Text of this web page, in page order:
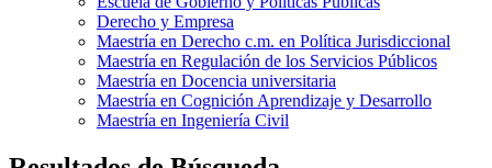
Derecho y Empresa
Maestría en Derecho c.m. en Política Jurisdiccional
Maestría en Regulación de los Servicios Públicos
Maestría en Docencia universitaria
Maestría en Cognición Aprendizaje y Desarrollo
Maestría en Ingeniería Civil